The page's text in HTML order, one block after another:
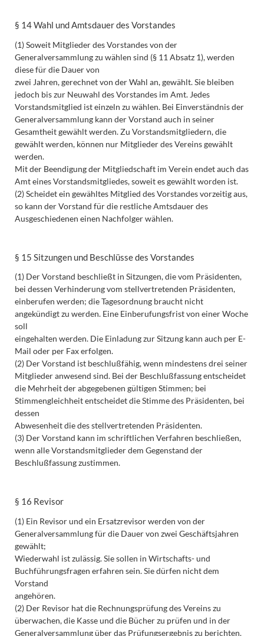
§ 14 Wahl und Amtsdauer des Vorstandes
(1) Soweit Mitglieder des Vorstandes von der
Generalversammlung zu wählen sind (§ 11 Absatz 1), werden
diese für die Dauer von
zwei Jahren, gerechnet von der Wahl an, gewählt. Sie bleiben
jedoch bis zur Neuwahl des Vorstandes im Amt. Jedes
Vorstandsmitglied ist einzeln zu wählen. Bei Einverständnis der
Generalversammlung kann der Vorstand auch in seiner
Gesamtheit gewählt werden. Zu Vorstandsmitgliedern, die
gewählt werden, können nur Mitglieder des Vereins gewählt
werden.
Mit der Beendigung der Mitgliedschaft im Verein endet auch das
Amt eines Vorstandsmitgliedes, soweit es gewählt worden ist.
(2) Scheidet ein gewähltes Mitglied des Vorstandes vorzeitig aus,
so kann der Vorstand für die restliche Amtsdauer des
Ausgeschiedenen einen Nachfolger wählen.
§ 15 Sitzungen und Beschlüsse des Vorstandes
(1) Der Vorstand beschließt in Sitzungen, die vom Präsidenten,
bei dessen Verhinderung vom stellvertretenden Präsidenten,
einberufen werden; die Tagesordnung braucht nicht
angekündigt zu werden. Eine Einberufungsfrist von einer Woche
soll
eingehalten werden. Die Einladung zur Sitzung kann auch per E-
Mail oder per Fax erfolgen.
(2) Der Vorstand ist beschlußfähig, wenn mindestens drei seiner
Mitglieder anwesend sind. Bei der Beschlußfassung entscheidet
die Mehrheit der abgegebenen gültigen Stimmen; bei
Stimmengleichheit entscheidet die Stimme des Präsidenten, bei
dessen
Abwesenheit die des stellvertretenden Präsidenten.
(3) Der Vorstand kann im schriftlichen Verfahren beschließen,
wenn alle Vorstandsmitglieder dem Gegenstand der
Beschlußfassung zustimmen.
§ 16 Revisor
(1) Ein Revisor und ein Ersatzrevisor werden von der
Generalversammlung für die Dauer von zwei Geschäftsjahren
gewählt;
Wiederwahl ist zulässig. Sie sollen in Wirtschafts- und
Buchführungsfragen erfahren sein. Sie dürfen nicht dem
Vorstand
angehören.
(2) Der Revisor hat die Rechnungsprüfung des Vereins zu
überwachen, die Kasse und die Bücher zu prüfen und in der
Generalversammlung über das Prüfungsergebnis zu berichten.